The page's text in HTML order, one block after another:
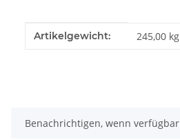
Produkteigenschaft
Wert
Artikelgewicht: 245,00 kg
Benachrichtigen, wenn verfügbar